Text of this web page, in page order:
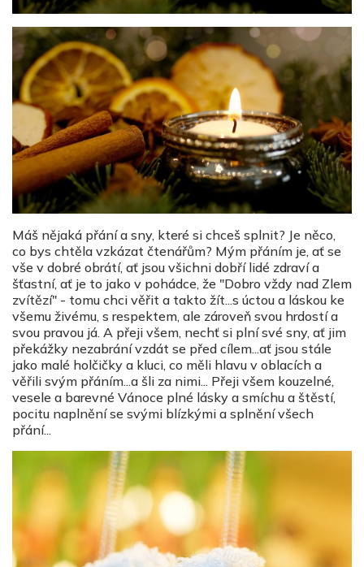
Máš nějaká přání a sny, které si chceš splnit? Je něco,
co bys chtěla vzkázat čtenářům? Mým přáním je, ať se
vše v dobré obrátí, ať jsou všichni dobří lidé zdraví a
šťastní, ať je to jako v pohádce, že "Dobro vždy nad Zlem
zvítězí" - tomu chci věřit a takto žít...s úctou a láskou ke
všemu živému, s respektem, ale zároveň svou hrdostí a
svou pravou já. A přeji všem, nechť si plní své sny, ať jim
překážky nezabrání vzdát se před cílem...ať jsou stále
jako malé holčičky a kluci, co měli hlavu v oblacích a
věřili svým přáním...a šli za nimi... Přeji všem kouzelné,
vesele a barevné Vánoce plné lásky a smíchu a štěstí,
pocitu naplnění se svými blízkými a splnění všech
přání...